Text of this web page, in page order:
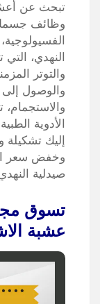
تبحث عن
وظائف جسمك
النهدي،
والتوتر
والوصول إلى
والاستجمام،
الأدوية
إليك تشكيلة
وخفض سعر
صيدلية
تسوق
عشبة